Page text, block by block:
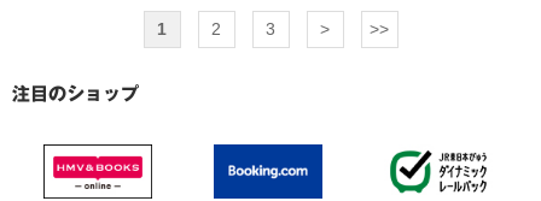
1 2 3 > >>